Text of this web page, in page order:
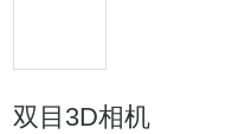
双目3D相机